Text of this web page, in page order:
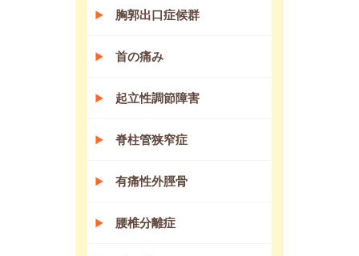
胸郭出口症候群
首の痛み
起立性調節障害
脊柱管狭窄症
有痛性外脛骨
腰椎分離症